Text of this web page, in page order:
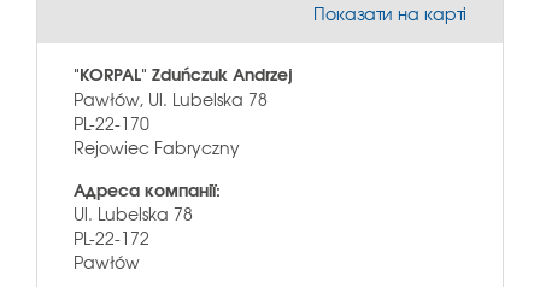
Показати на карті
"KORPAL" Zduńczuk Andrzej
Pawłów, Ul. Lubelska 78
PL-22-170
Rejowiec Fabryczny
Адреса компанії:
Ul. Lubelska 78
PL-22-172
Pawłów